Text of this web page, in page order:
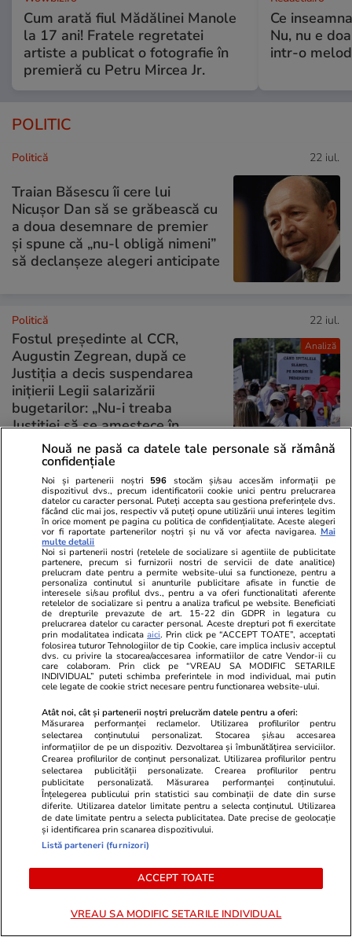
Cum arată fiul Mădălinei Manole
la 17 ani! Fratele regretatei
artiste a publicat o fotografie în
premieră cu Petru Mircea Jr.
Ce
Nu, nu e
intr-o
POLITIC
Politică 22 iul.
Traian Băsescu îi cere lui
Nicușor Dan să se grăbească cu
a doua desemnare de premier
și spune că „nu-l obligă nimeni”
să declanșeze alegeri anticipate
Analiză
Politică 22 iul.
Fostul președinte al CCR,
Augustin Zegrean, după ce
Justiția a decis suspendarea
inițierii Legii salarizării
bugetarilor: „Nu-i treaba
Justiției să se amestece în
legiferare”
PARTENERI
Proiectul imobiliar pregătit lângă
Lidl Moara de Foc este scos la
vânzare. Dezvoltatorul este
asociat în piață cu un alt proiect
de anvergură
Oferte din
Edi
De Ziua Timișoarei, vino să descoperi orașul!
Nouă ne pasă ca datele tale personale să rămână
confidențiale
Noi și partenerii noștri 596 stocăm și/sau accesăm informații pe
dispozitivul dvs., precum identificatorii cookie unici pentru prelucrarea
datelor cu caracter personal. Puteți accepta sau gestiona preferințele dvs.
făcând clic mai jos, respectiv vă puteți opune utilizării unui interes legitim
în orice moment pe pagina cu politica de confidențialitate. Aceste alegeri
vor fi raportate partenerilor noștri și nu vă vor afecta navigarea. Mai
multe detalii
Noi si partenerii nostri (retelele de socializare si agentiile de publicitate
partenere, precum si furnizorii nostri de servicii de date analitice)
prelucram date pentru a permite website-ului sa functioneze, pentru a
personaliza continutul si anunturile publicitare afisate in functie de
interesele si/sau profilul dvs., pentru a va oferi functionalitati aferente
retelelor de socializare si pentru a analiza traficul pe website. Beneficiati
de drepturile prevazute de art. 15-22 din GDPR in legatura cu
prelucrarea datelor cu caracter personal. Aceste drepturi pot fi exercitate
prin modalitatea indicataaici. Prin click pe “ACCEPT TOATE”, acceptati
folosirea tuturor Tehnologiilor de tip Cookie, care implica inclusiv acceptul
dvs. cu privire la stocarea/accesarea informatiilor de catre Vendor-ii cu
care colaboram. Prin click pe “VREAU SA MODIFIC SETARILE
INDIVIDUAL” puteti schimba preferintele in mod individual, mai putin
cele legate de cookie strict necesare pentru functionarea website-ului.
Atât noi, cât și partenerii noștri prelucrăm datele pentru a oferi:
Măsurarea performanței reclamelor. Utilizarea profilurilor pentru
selectarea conținutului personalizat. Stocarea și/sau accesarea
informațiilor de pe un dispozitiv. Dezvoltarea și îmbunătățirea serviciilor.
Crearea profilurilor de conținut personalizat. Utilizarea profilurilor pentru
selectarea publicității personalizate. Crearea profilurilor pentru
publicitate personalizată. Măsurarea performanței conținutului.
Înțelegerea publicului prin statistici sau combinații de date din surse
diferite. Utilizarea datelor limitate pentru a selecta conținutul. Utilizarea
de date limitate pentru a selecta publicitatea. Date precise de geolocație
și identificarea prin scanarea dispozitivului.
Listă parteneri (furnizori)
ACCEPT TOATE
VREAU SA MODIFIC SETARILE INDIVIDUAL